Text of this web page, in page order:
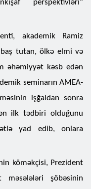
perspektivləri”
akademik Ramiz
tutan, ölkə elmi və
əhəmiyyət kəsb edən
seminarın AMEA-
işğaldan sonra
ilk tədbiri olduğunu
yad edib, onlara
köməkçisi, Prezident
məsələləri şöbəsinin